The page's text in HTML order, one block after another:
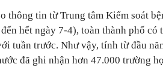
thông tin từ Trung tâm Kiểm soát
hết ngày 7-4), toàn thành phố có
tuần trước. Như vậy, tính từ đầu
đã ghi nhận hơn 47.000 trường